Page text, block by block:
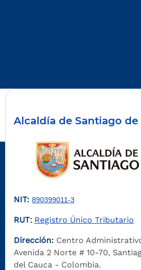
Alcaldía de Santiago de
NIT: 890399011-3
RUT: Registro Único Tributario
Dirección: Centro
Avenida 2 Norte # 10-70,
del Cauca - Colombia.